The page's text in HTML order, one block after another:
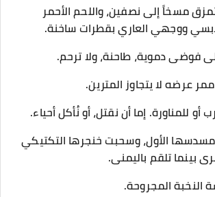
مسخاً إلى نصفين، واللحم الأحمر
ووجهي العاري بقطرات ساخنة.
فوضى دموية، طاحنة، ولا ترحم.
عرضه لا يتجاوز المترين.
أو للمناورة. إما أن نقتل، أو نُأكل أحياء.
الأول، وسحبت خنجرها التكتيكي
بينما تلقم باليمنى.
النخبة المجروحة.